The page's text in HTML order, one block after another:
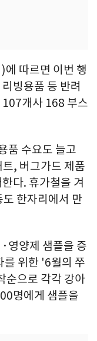
따르면 이번 행
빙용품 등 반려
107개사 168 부스
품 수요도 늘고
, 버그가드 제품
다. 휴가철을 겨
한자리에서 만
영양제 샘플을 증
를 위한 '6월의 쭈
순으로 각각 강아
명에게 샘플을